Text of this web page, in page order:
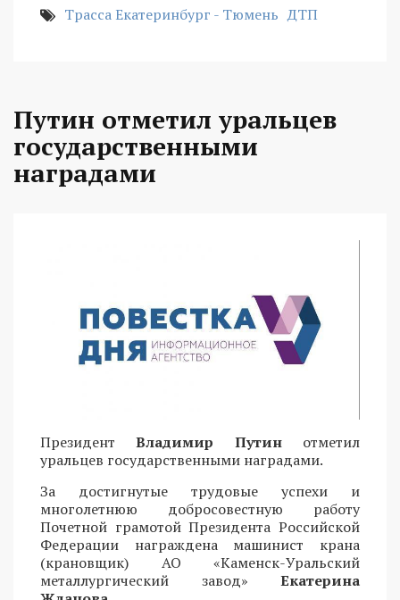
Трасса Екатеринбург - Тюмень ДТП
Путин отметил уральцев
государственными
наградами
ПрезидентВладимир Путин отметил
уральцев государственными наградами.
За достигнутые трудовые успехи и
многолетнюю добросовестную работу
Почетной грамотой Президента Российской
Федерации награждена машинист крана
(крановщик) АО «Каменск-Уральский
металлургический завод» Екатерина